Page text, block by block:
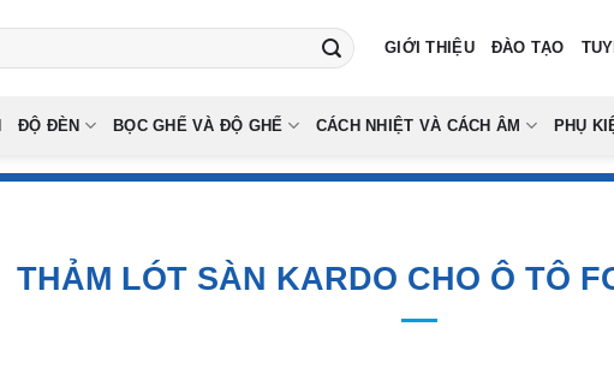
GIỚI THIỆU ĐÀO TẠO
ĐỘ ĐÈN BỌC GHẾ VÀ ĐỘ GHẾ CÁCH NHIỆT VÀ CÁCH ÂM PHỤ
THẢM LÓT SÀN KARDO CHO Ô TÔ